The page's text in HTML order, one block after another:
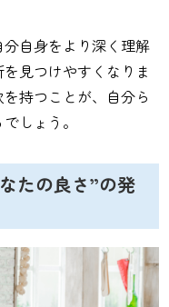
自身をより深く理解
見つけやすくなりま
持つことが、自分ら
しょう。
たの良さ”の発